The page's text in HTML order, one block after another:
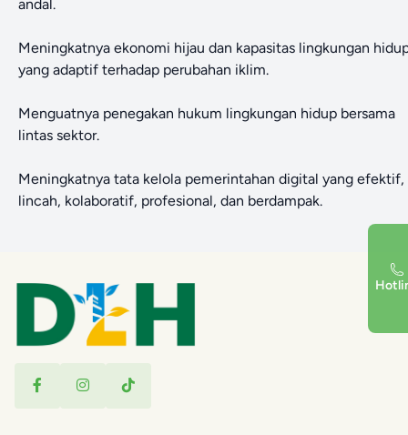
andal.
Meningkatnya ekonomi hijau dan kapasitas lingkungan
yang adaptif terhadap perubahan iklim.
Menguatnya penegakan hukum lingkungan hidup bersama
lintas sektor.
Meningkatnya tata kelola pemerintahan digital yang efektif,
lincah, kolaboratif, profesional, dan berdampak.